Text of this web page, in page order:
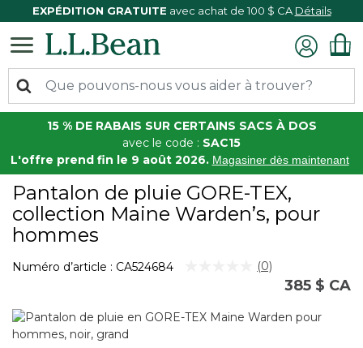
EXPÉDITION GRATUITE avec achat de 100 $ CA Détails
15 % DE RABAIS SUR CERTAINS SACS À DOS
avec le code : SAC15
L'offre prend fin le 9 août 2026. Magasiner dès maintenant
Pantalon de pluie GORE-TEX,
collection Maine Warden’s, pour
hommes
Numéro d’article : CA524684 5 sur 5 Évaluation des clients
Aucune
cote
ce
produit.
(0)
385 $ CA